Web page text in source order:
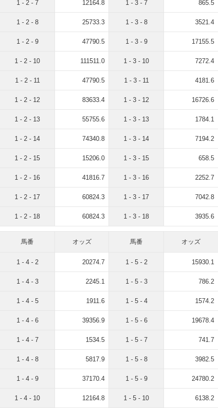
1 - 2 - 7 12164.8
1 - 2 - 8 25733.3
1 - 2 - 9 47790.5
1 - 2 - 10 111511.0
1 - 2 - 11 47790.5
1 - 2 - 12 83633.4
1 - 2 - 13 55755.6
1 - 2 - 14 74340.8
1 - 2 - 15 15206.0
1 - 2 - 16 41816.7
1 - 2 - 17 60824.3
1 - 2 - 18 60824.3
1 - 3 - 7 865.5
1 - 3 - 8 3521.4
1 - 3 - 9 17155.5
1 - 3 - 10 7272.4
1 - 3 - 11 4181.6
1 - 3 - 12 16726.6
1 - 3 - 13 1784.1
1 - 3 - 14 7194.2
1 - 3 - 15 658.5
1 - 3 - 16 2252.7
1 - 3 - 17 7042.8
1 - 3 - 18 3935.6
馬番 オッズ
1 - 4 - 2 20274.7
1 - 4 - 3 2245.1
1 - 4 - 5 1911.6
1 - 4 - 6 39356.9
1 - 4 - 7 1534.5
1 - 4 - 8 5817.9
1 - 4 - 9 37170.4
1 - 4 - 10 12164.8
馬番 オッズ
1 - 5 - 2 15930.1
1 - 5 - 3 786.2
1 - 5 - 4 1574.2
1 - 5 - 6 19678.4
1 - 5 - 7 741.7
1 - 5 - 8 3982.5
1 - 5 - 9 24780.2
1 - 5 - 10 6138.2